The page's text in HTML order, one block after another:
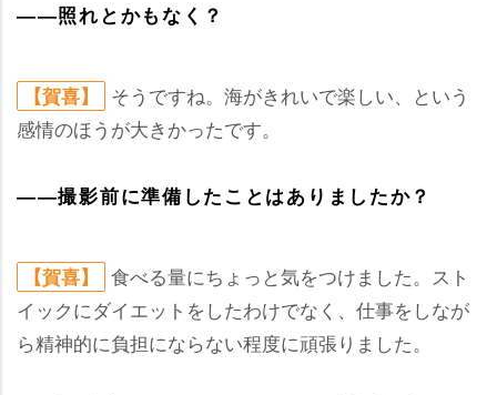
――照れとかもなく？
【賀喜】
そうですね。海がきれいで楽しい、という
感情のほうが大きかったです。
――撮影前に準備したことはありましたか？
【賀喜】
食べる量にちょっと気をつけました。スト
イックにダイエットをしたわけでなく、仕事をしなが
ら精神的に負担にならない程度に頑張りました。